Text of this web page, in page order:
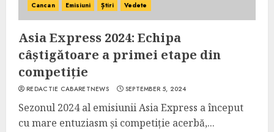
Cancan Emisiuni Știri Vedete
Asia Express 2024: Echipa
câștigătoare a primei etape din
competiție
REDACTIE CABARETNEWS SEPTEMBER 5, 2024
Sezonul 2024 al emisiunii Asia Express a început
cu mare entuziasm și competiție acerbă,...